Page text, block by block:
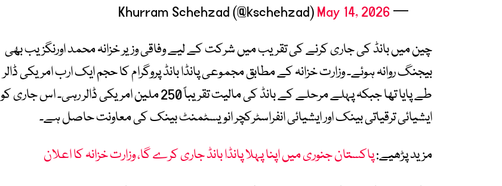
— Khurram Schehzad (@kschehzad)
May 14, 2026
چین میں بانڈ کی جاری کرنے کی تقریب میں شرکت کے لیے وفاقی وزیر خزانہ محمد اورنگزیب بھی
بیجنگ روانہ ہوئے۔ وزارت خزانہ کے مطابق مجموعی پانڈا بانڈ پروگرام کا حجم ایک ارب امریکی ڈالر
طے پایا تھا جبکہ پہلے مرحلے کے بانڈ کی مالیت تقریباً 250 ملین امریکی ڈالر رہی۔ اس جاری کو
ایشیائی ترقیاتی بینک اور ایشیائی انفراسٹرکچر انویسٹمنٹ بینک کی معاونت حاصل ہے۔
مزید پڑھیے:پاکستان جنوری میں اپنا پہلا پانڈا بانڈ جاری کرے گا، وزارت خزانہ کا اعلان